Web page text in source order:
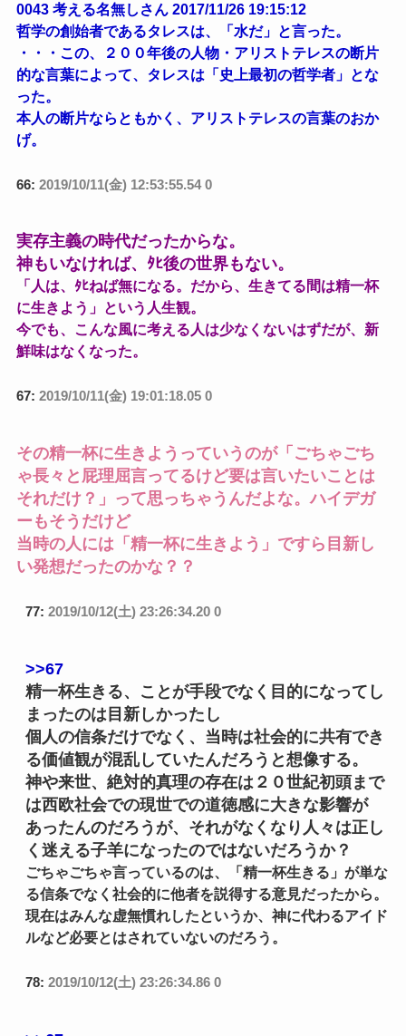
0043 考える名無しさん 2017/11/26 19:15:12
哲学の創始者であるタレスは、「水だ」と言った。
・・・この、２００年後の人物・アリストテレスの断片
的な言葉によって、タレスは「史上最初の哲学者」とな
った。
本人の断片ならともかく、アリストテレスの言葉のおか
げ。
66: 2019/10/11(金) 12:53:55.54 0
実存主義の時代だったからな。
神もいなければ、ﾀﾋ後の世界もない。
「人は、ﾀﾋねば無になる。だから、生きてる間は精一杯
に生きよう」という人生観。
今でも、こんな風に考える人は少なくないはずだが、新
鮮味はなくなった。
67: 2019/10/11(金) 19:01:18.05 0
その精一杯に生きようっていうのが「ごちゃごち
ゃ長々と屁理屈言ってるけど要は言いたいことは
それだけ？」って思っちゃうんだよな。ハイデガ
ーもそうだけど
当時の人には「精一杯に生きよう」ですら目新し
い発想だったのかな？？
77: 2019/10/12(土) 23:26:34.20 0
>>67
精一杯生きる、ことが手段でなく目的になってし
まったのは目新しかったし
個人の信条だけでなく、当時は社会的に共有でき
る価値観が混乱していたんだろうと想像する。
神や来世、絶対的真理の存在は２０世紀初頭まで
は西欧社会での現世での道徳感に大きな影響が
あったんのだろうが、それがなくなり人々は正し
く迷える子羊になったのではないだろうか？
ごちゃごちゃ言っているのは、「精一杯生きる」が単な
る信条でなく社会的に他者を説得する意見だったから。
現在はみんな虚無慣れしたというか、神に代わるアイド
ルなど必要とはされていないのだろう。
78: 2019/10/12(土) 23:26:34.86 0